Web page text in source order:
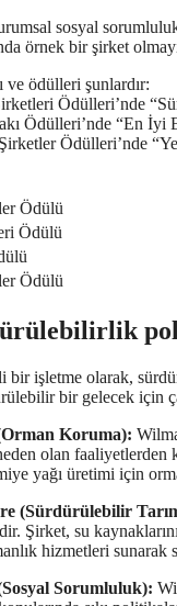
sosyal
örnek bir şirket
ve ödülleri şunlardır:
Ödülleri’nde
Ödülleri’nde “En İyi
Ödülleri’nde
Ödülü
Ödülü
Ödülü
bir işletme olarak,
bir gelecek için
Koruma):
olan faaliyetlerden
yağı üretimi için
(Sürdürülebilir
Şirket, su
hizmetleri sunarak
Sorumluluk):